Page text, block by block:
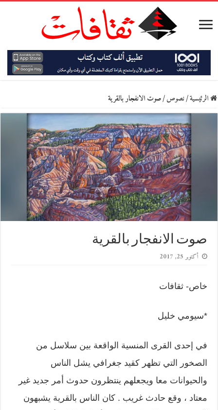
الرئيسية/نصوص/صوت الانفجار بالقرية
صوت الانفجار بالقرية
أكتوبر 25, 2017
خاص- ثقافات
*سيومي خليل
في إحدى القرى المنسية الواقعة بين سلاسل من
الصخور التي تظهر كقيد جغرافي يشل الناس
والحيوانات معا ويجعلهم ينتظرون حدوث أمر جديد غير
معتاد ، وقع حادث غريب . كان الناس بالقرية يشبهون